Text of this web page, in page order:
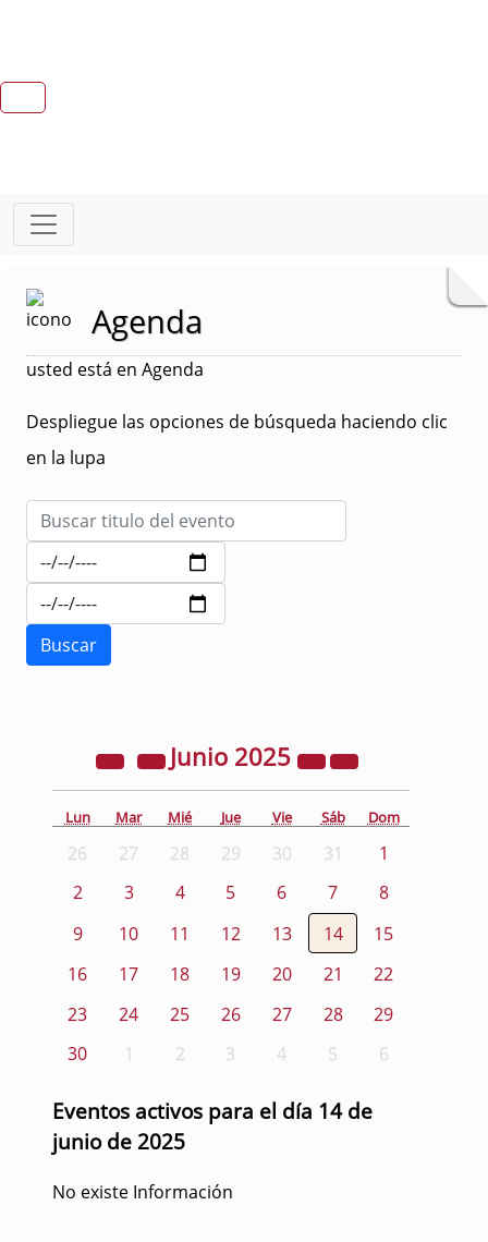
Agenda
usted está en Agenda
Despliegue las opciones de búsqueda haciendo clic
en la lupa
Junio 2025
Lun Mar Mié Jue Vie Sáb Dom
26 27 28 29 30 31
1
2
3 4 5 6 7
8
9
10 11 12 13 14
15
16
17 18 19 20 21
22
23
24 25 26 27 28
29
30
1 2 3 4 5 6
Eventos activos para el día 14 de
junio de 2025
No existe Información